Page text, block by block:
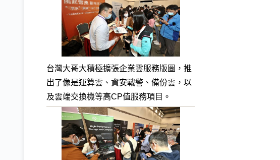
台灣大哥大積極擴張企業雲服務版圖，推
出了像是運算雲、資安戰警、備份雲，以
及雲端交換機等高CP值服務項目。